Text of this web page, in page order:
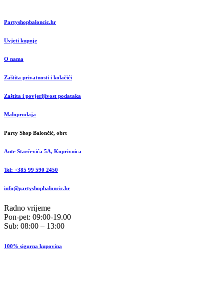
Partyshopbaloncic.hr
Uvjeti kupnje
O nama
Zaštita privatnosti i kolačići
Zaštita i povjerljivost podataka
Maloprodaja
Party Shop Balončić, obrt
Ante Starčevića 5A, Koprivnica
Tel: +385 99 590 2450
info@partyshopbaloncic.hr
Radno vrijeme
Pon-pet: 09:00-19.00
Sub: 08:00 – 13:00
100% sigurna kupovina